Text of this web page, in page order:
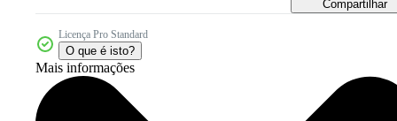
Compartilhar
Licença Pro Standard
O que é isto?
Mais informações